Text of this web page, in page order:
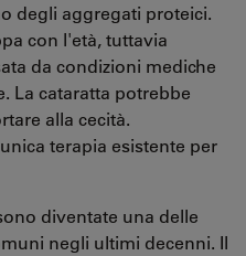
degli aggregati proteici.
con l'età, tuttavia
da condizioni mediche
La cataratta potrebbe
alla cecità.
terapia esistente per
diventate una delle
negli ultimi decenni. Il